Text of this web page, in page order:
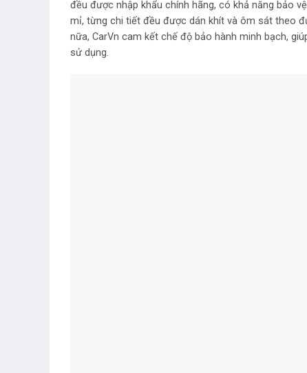
đều được nhập khẩu chính hãng, có khả năng bảo
mỉ, từng chi tiết đều được dán khít và ôm sát theo
nữa, CarVn cam kết chế độ bảo hành minh bạch,
sử dụng.